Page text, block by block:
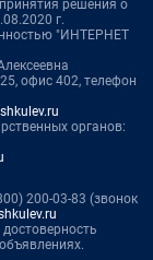
решения о
г.
"ИНТЕРНЕТ
офис 402, телефон
органов:
200-03-83 (звонок